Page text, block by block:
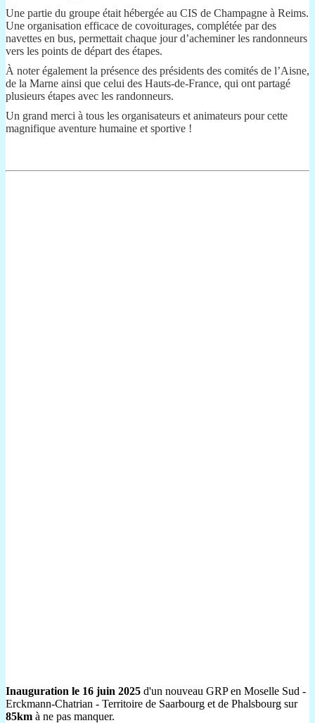
Une partie du groupe était hébergée au CIS de Champagne à Reims.
Une organisation efficace de covoiturages, complétée par des
navettes en bus, permettait chaque jour d’acheminer les randonneurs
vers les points de départ des étapes.
À noter également la présence des présidents des comités de l’Aisne,
de la Marne ainsi que celui des Hauts-de-France, qui ont partagé
plusieurs étapes avec les randonneurs.
Un grand merci à tous les organisateurs et animateurs pour cette
magnifique aventure humaine et sportive !
Inauguration le 16 juin 2025 d'un nouveau GRP en Moselle Sud -
Erckmann-Chatrian - Territoire de Saarbourg et de Phalsbourg sur
85km à ne pas manquer.